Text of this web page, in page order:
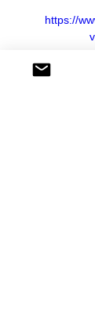
https://